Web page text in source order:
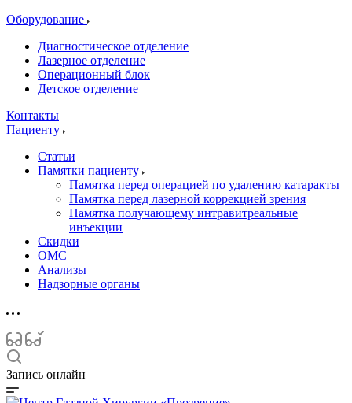
Оборудование
Диагностическое отделение
Лазерное отделение
Операционный блок
Детское отделение
Контакты
Пациенту
Статьи
Памятки пациенту
Памятка перед операцией по удалению катаракты
Памятка перед лазерной коррекцией зрения
Памятка получающему интравитреальные
инъекции
Скидки
ОМС
Анализы
Надзорные органы
Запись онлайн